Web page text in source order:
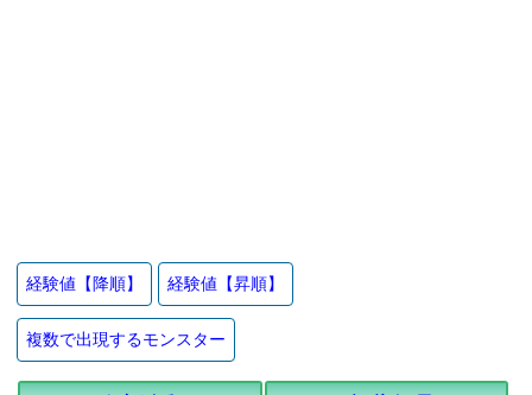
経験値【降順】 経験値【昇順】
複数で出現するモンスター